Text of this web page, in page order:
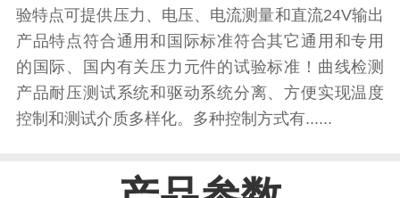
验特点可提供压力、电压、电流测量和直流24V输出
产品特点符合通用和国际标准符合其它通用和专用
的国际、国内有关压力元件的试验标准！曲线检测
产品耐压测试系统和驱动系统分离、方便实现温度
控制和测试介质多样化。多种控制方式有......